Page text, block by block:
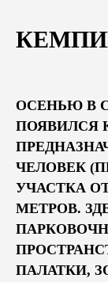
ОСЕНЬЮ В
ПОЯВИЛСЯ
ЧЕЛОВЕК
УЧАСТКА
МЕТРОВ.
ПАЛАТКИ,